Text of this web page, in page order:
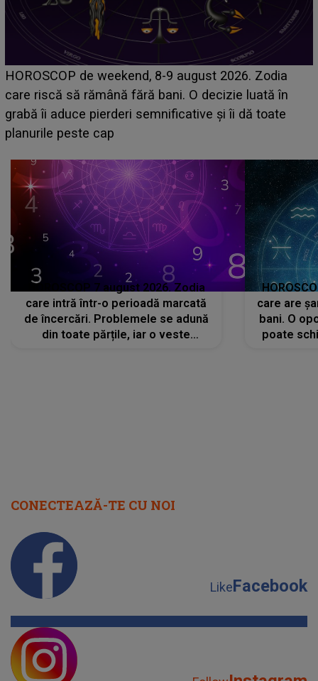
Emanuel a ținut ACEST DETALIU ASCUNS până
acum! În fața Alexandrei, concurentul din Casa Iubirii
face o MĂRTURISIRE NEAȘTEPTATĂ despre mama
sa: "I-am spus și ei în față, eu nu te iubesc pentru
HOROSCOP 7 august 2026. Zodia
care intră într-o perioadă marcată
de încercări. Problemele se adună
din toate părțile, iar o veste
care are
bani. O
poate
CONECTEAZĂ-TE CU NOI
LikeFacebook